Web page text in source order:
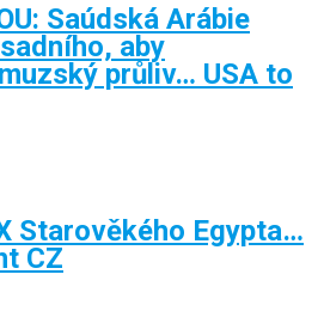
Saúdská Arábie
aby
průliv… USA to
Starověkého Egypta…
CZ